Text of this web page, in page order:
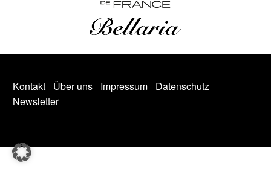
Kontakt Über uns Impressum
Datenschutz
Newsletter